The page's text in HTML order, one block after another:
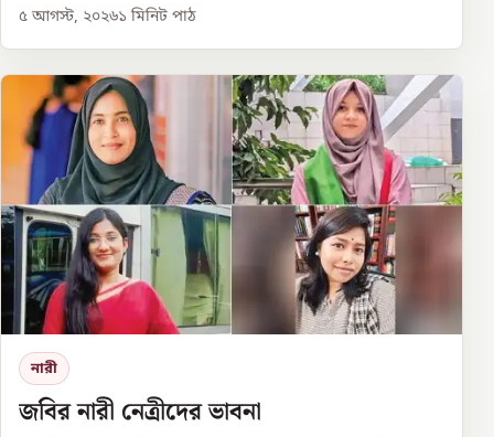
৫ আগস্ট, ২০২৬১ মিনিট পাঠ
নারী
জবির নারী নেত্রীদের ভাবনা